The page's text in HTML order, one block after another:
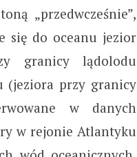
„przedwcześnie”,
się do oceanu jezior
granicy lądolodu
(jeziora przy granicy
w danych
w rejonie Atlantyku